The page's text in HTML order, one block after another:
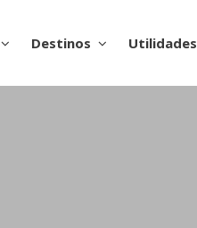
Destinos Utilidades